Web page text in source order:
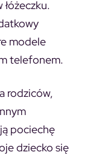
modele
telefonem.
rodziców,
pociechę
dziecko się